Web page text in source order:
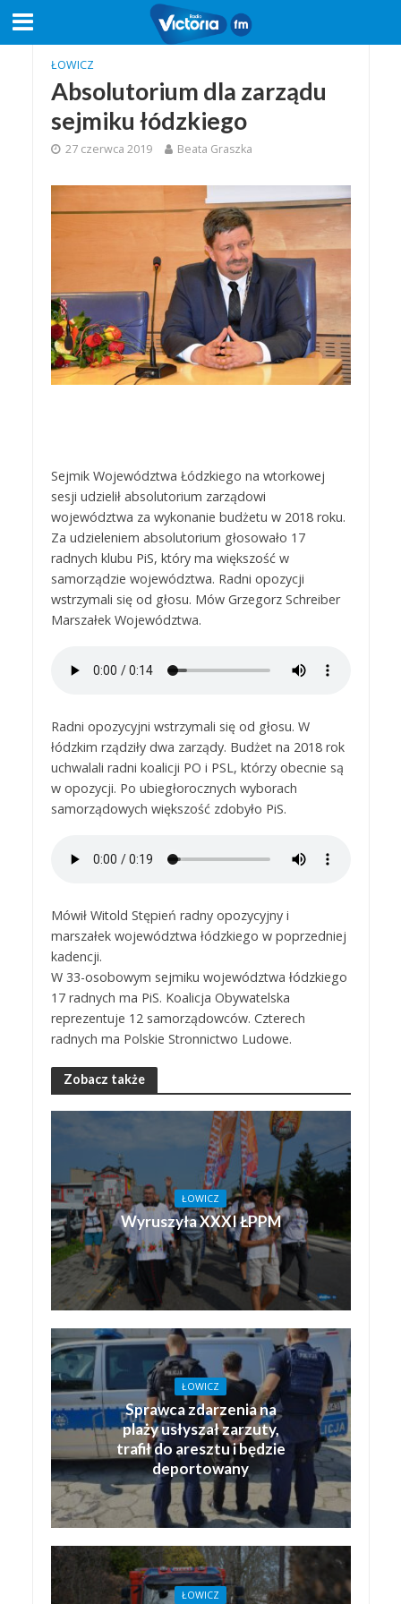
ŁOWICZ
Absolutorium dla zarządu
sejmiku łódzkiego
27 czerwca 2019 Beata Graszka
Sejmik Województwa Łódzkiego na wtorkowej
sesji udzielił absolutorium zarządowi
województwa za wykonanie budżetu w 2018 roku.
Za udzieleniem absolutorium głosowało 17
radnych klubu PiS, który ma większość w
samorządzie województwa. Radni opozycji
wstrzymali się od głosu. Mów Grzegorz Schreiber
Marszałek Województwa.
Radni opozycyjni wstrzymali się od głosu. W
łódzkim rządziły dwa zarządy. Budżet na 2018 rok
uchwalali radni koalicji PO i PSL, którzy obecnie są
w opozycji. Po ubiegłorocznych wyborach
samorządowych większość zdobyło PiS.
Mówił Witold Stępień radny opozycyjny i
marszałek województwa łódzkiego w poprzedniej
kadencji.
W 33-osobowym sejmiku województwa łódzkiego
17 radnych ma PiS. Koalicja Obywatelska
reprezentuje 12 samorządowców. Czterech
radnych ma Polskie Stronnictwo Ludowe.
Zobacz także
ŁOWICZ
Wyruszyła XXXI ŁPPM
ŁOWICZ
Sprawca zdarzenia na
plaży usłyszał zarzuty,
trafił do aresztu i będzie
deportowany
ŁOWICZ